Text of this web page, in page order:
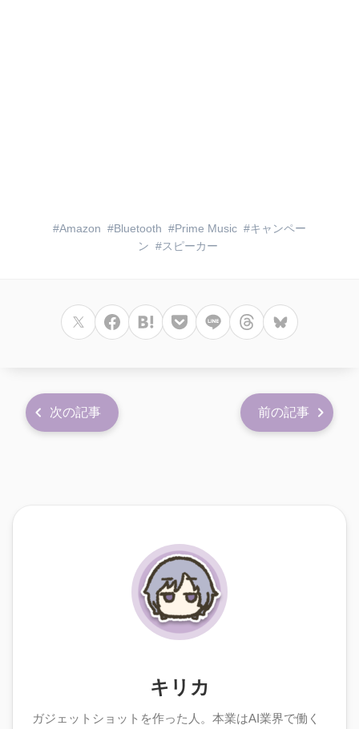
Amazon Bluetooth Prime Music
キャンペー
ン
スピーカー
次の記事 前の記事
キリカ
ガジェットショットを作った人。本業はAI業界で働く